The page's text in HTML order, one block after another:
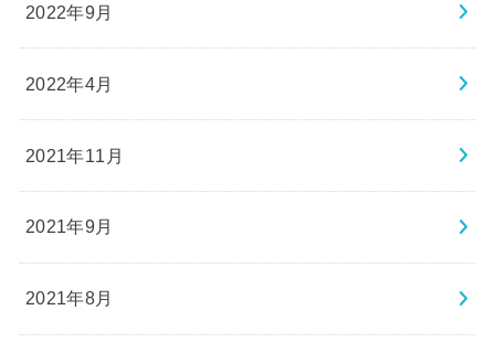
2022年9月
2022年4月
2021年11月
2021年9月
2021年8月